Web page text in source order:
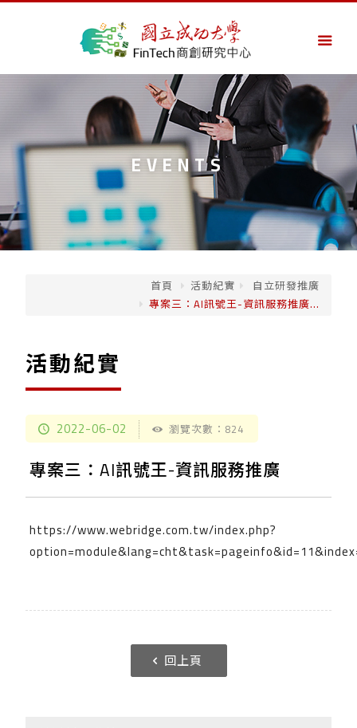
EVENTS
首頁 活動紀實
自立研發推廣
專案三：AI訊號王-資訊服務推廣...
活動紀實
2022-06-02 瀏覽次數：824
專案三：AI訊號王-資訊服務推廣
https://www.webridge.com.tw/index.php?
回上頁